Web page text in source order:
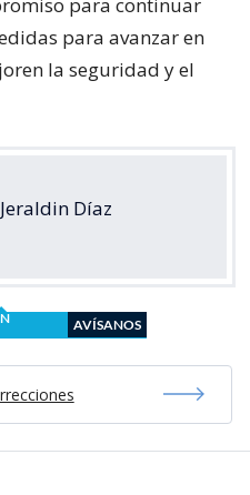
para avanzar en
la seguridad y el
Díaz
AVÍSANOS